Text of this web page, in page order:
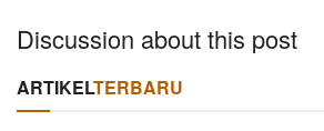
Discussion about this post
ARTIKELTERBARU